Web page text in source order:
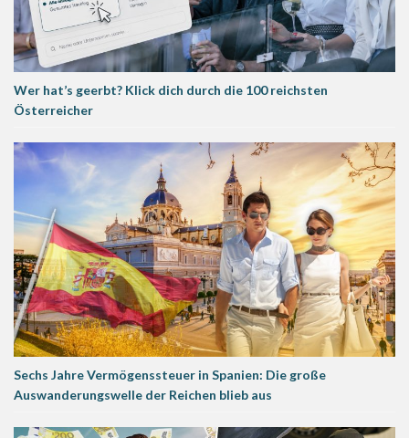
Wer hat’s geerbt? Klick dich durch die 100 reichsten
Österreicher
Sechs Jahre Vermögenssteuer in Spanien: Die große
Auswanderungswelle der Reichen blieb aus